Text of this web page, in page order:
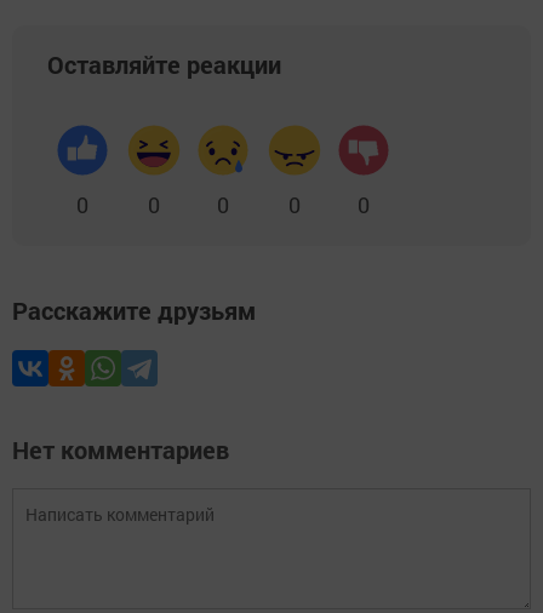
Оставляйте реакции
0 0 0 0 0
Расскажите друзьям
Нет комментариев